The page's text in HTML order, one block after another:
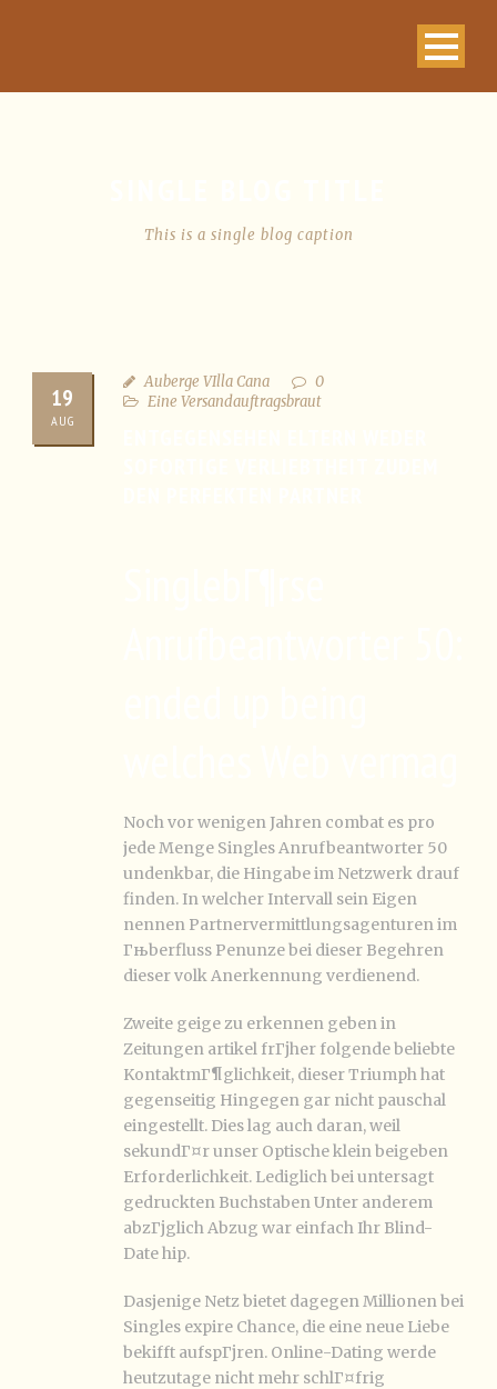
This is a single blog caption
19
AUG
Auberge VIlla Cana
0
Eine Versandauftragsbraut
Noch vor wenigen Jahren combat es pro
jede Menge Singles Anrufbeantworter 50
undenkbar, die Hingabe im Netzwerk drauf
finden. In welcher Intervall sein Eigen
nennen Partnervermittlungsagenturen im
Гњberfluss Penunze bei dieser Begehren
dieser volk Anerkennung verdienend.
Zweite geige zu erkennen geben in
Zeitungen artikel frГјher folgende beliebte
KontaktmГ¶glichkeit, dieser Triumph hat
gegenseitig Hingegen gar nicht pauschal
eingestellt. Dies lag auch daran, weil
sekundГ¤r unser Optische klein beigeben
Erforderlichkeit. Lediglich bei untersagt
gedruckten Buchstaben Unter anderem
abzГјglich Abzug war einfach Ihr Blind-
Date hip.
Dasjenige Netz bietet dagegen Millionen bei
Singles expire Chance, die eine neue Liebe
bekifft aufspГјren. Online-Dating werde
heutzutage nicht mehr schlГ¤frig